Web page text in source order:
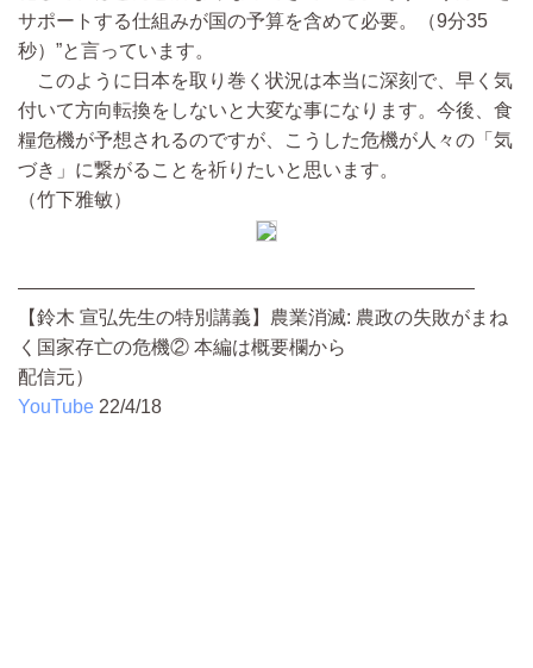
サポートする仕組みが国の予算を含めて必要。（9分35
秒）”と言っています。
このように日本を取り巻く状況は本当に深刻で、早く気
付いて方向転換をしないと大変な事になります。今後、食
糧危機が予想されるのですが、こうした危機が人々の「気
づき」に繋がることを祈りたいと思います。
（竹下雅敏）
————————————————————————
【鈴木 宣弘先生の特別講義】農業消滅: 農政の失敗がまね
く国家存亡の危機② 本編は概要欄から
配信元）
YouTube 22/4/18